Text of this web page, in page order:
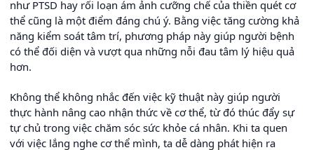
như PTSD hay rối loạn ám ảnh cưỡng chế của thiền quét cơ
thể cũng là một điểm đáng chú ý. Bằng việc tăng cường khả
năng kiểm soát tâm trí, phương pháp này giúp người bệnh
có thể đối diện và vượt qua những nỗi đau tâm lý hiệu quả
hơn.
Không thể không nhắc đến việc kỹ thuật này giúp người
thực hành nâng cao nhận thức về cơ thể, từ đó thúc đẩy sự
tự chủ trong việc chăm sóc sức khỏe cá nhân. Khi ta quen
với việc lắng nghe cơ thể mình, ta dễ dàng phát hiện ra